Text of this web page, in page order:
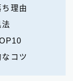
理由
コツ